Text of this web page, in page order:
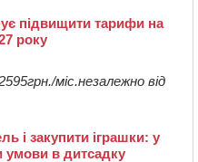
підвищити тарифи на
року
міс.незалежно від
і закупити іграшки: у
умови в дитсадку